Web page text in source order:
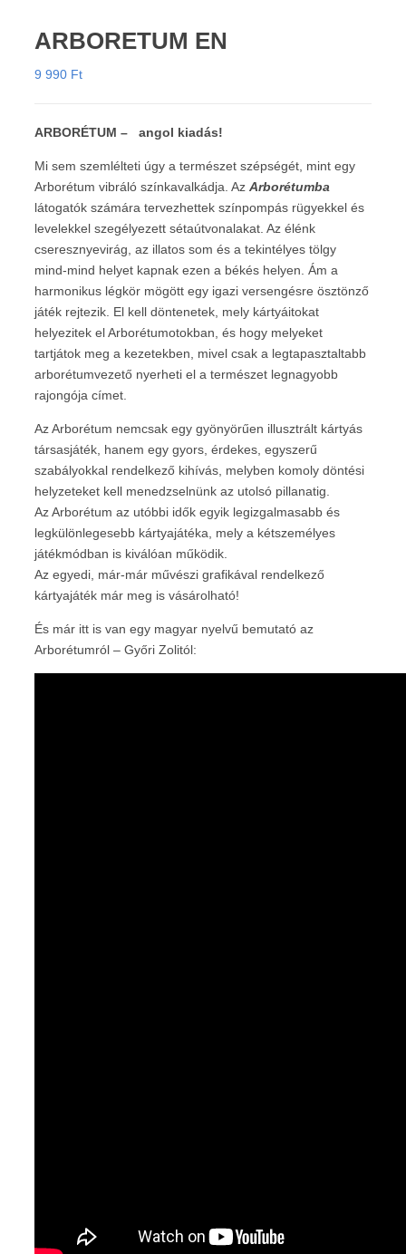
ARBORETUM EN
9 990 Ft
ARBORÉTUM – angol kiadás!
Mi sem szemlélteti úgy a természet szépségét, mint egy
Arborétum vibráló színkavalkádja. Az Arborétumba
látogatók számára tervezhettek színpompás rügyekkel és
levelekkel szegélyezett sétaútvonalakat. Az élénk
cseresznyevirág, az illatos som és a tekintélyes tölgy
mind-mind helyet kapnak ezen a békés helyen. Ám a
harmonikus légkör mögött egy igazi versengésre ösztönző
játék rejtezik. El kell döntenetek, mely kártyáitokat
helyezitek el Arborétumotokban, és hogy melyeket
tartjátok meg a kezetekben, mivel csak a legtapasztaltabb
arborétumvezető nyerheti el a természet legnagyobb
rajongója címet.
Az Arborétum nemcsak egy gyönyörűen illusztrált kártyás
társasjáték, hanem egy gyors, érdekes, egyszerű
szabályokkal rendelkező kihívás, melyben komoly döntési
helyzeteket kell menedzselnünk az utolsó pillanatig.
Az Arborétum az utóbbi idők egyik legizgalmasabb és
legkülönlegesebb kártyajátéka, mely a kétszemélyes
játékmódban is kiválóan működik.
Az egyedi, már-már művészi grafikával rendelkező
kártyajáték már meg is vásárolható!
És már itt is van egy magyar nyelvű bemutató az
Arborétumról – Győri Zolitól: